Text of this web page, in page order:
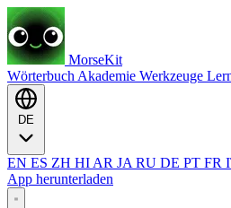
MorseKit
Wörterbuch Akademie Werkzeuge
EN ES ZH HI AR JA RU DE PT FR
App herunterladen